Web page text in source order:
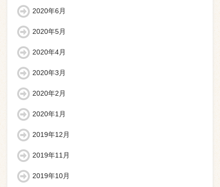
2020年6月
2020年5月
2020年4月
2020年3月
2020年2月
2020年1月
2019年12月
2019年11月
2019年10月